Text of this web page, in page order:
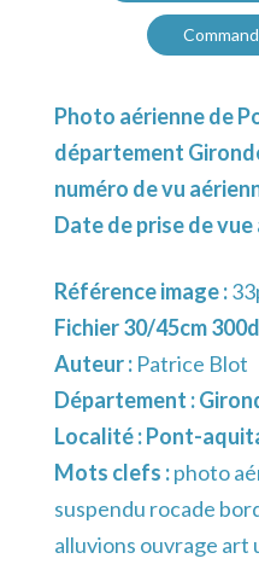
Photo aérienne de
département
numéro de vu
Date de prise de vue
Référence image :
Fichier 30/45cm
Auteur : Patrice Blot
Département :
Localité :Pont-
Mots clefs :photo
suspendu rocade
alluvions ouvrage art